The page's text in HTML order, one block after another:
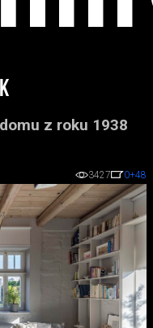
z roku 1938
3427 0+48